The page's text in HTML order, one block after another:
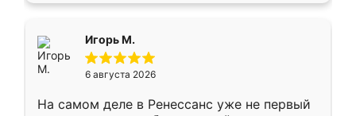
Игорь М.
6 августа 2026
На самом деле в Ренессанс уже не первый